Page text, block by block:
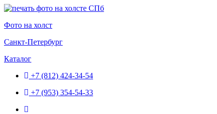
Перейти
содержимому
Фото на холст
Санкт-Петербург
Каталог
+7 (812) 424-34-54
+7 (953) 354-54-33